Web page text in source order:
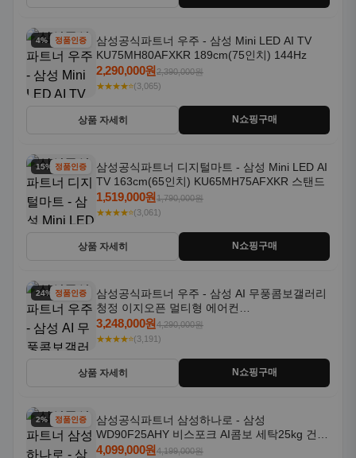
4% 할인정품인증
삼성공식파트너 우주 - 삼성 Mini LED AI TV
KU75MH80AFXKR 189cm(75인치) 144Hz
2,290,000원2,390,000원
★★★★⭐(3,065)
상품 자세히 N쇼핑구매
15% 할인정품인증
삼성공식파트너 디지털마트 - 삼성 Mini LED AI
TV 163cm(65인치) KU65MH75AFXKR 스탠드
1,519,000원1,790,000원
★★★★⭐(3,061)
상품 자세히 N쇼핑구매
24% 할인정품인증
삼성공식파트너 우주 - 삼성 AI 무풍콤보갤러리
청정 이지오픈 멀티형 에어컨
AF80F17D22WRS 기본설치포함
3,248,000원4,290,000원
★★★★⭐(3,191)
상품 자세히 N쇼핑구매
2% 할인정품인증
삼성공식파트너 삼성하나로 - 삼성
WD90F25AHY 비스포크 AI콤보 세탁25kg 건조
18kg 자동문열림 1등급
4,099,000원4,199,000원